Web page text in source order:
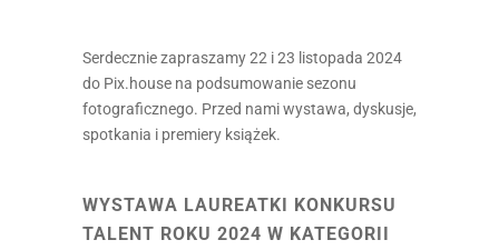
Serdecznie zapraszamy 22 i 23 listopada 2024
do Pix.house na podsumowanie sezonu
fotograficznego. Przed nami wystawa, dyskusje,
spotkania i premiery książek.
WYSTAWA LAUREATKI KONKURSU
TALENT ROKU 2024 W KATEGORII